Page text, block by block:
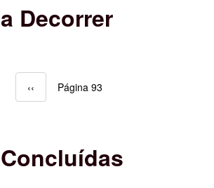
Decorrer
Paginação
Página anterior
‹‹ Página 93